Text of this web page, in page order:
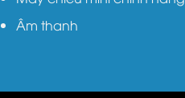
Âm thanh